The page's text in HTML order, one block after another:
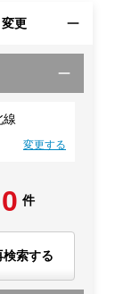
更
線
変更する
0 件
検索する